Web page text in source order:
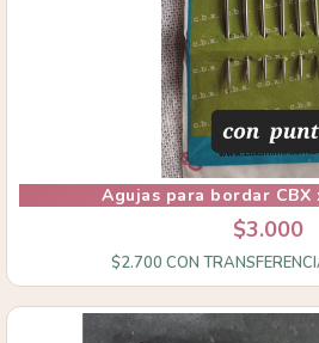
Agujas para bordar CBX
$3.000
$2.700 CON